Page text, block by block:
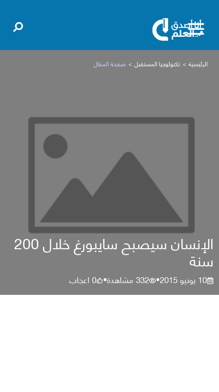
الرئيسية تكنولوجيا المستقبل صفحة المقال
الإنسان سيصبح سايبورغ خلال 200
سنة
10 يونيو 2015 •
332مشاهدة•
0اعجاب